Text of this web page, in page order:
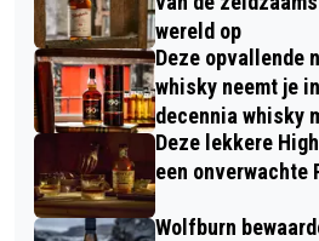
wereld op
Deze opvallende
whisky neemt je
decennia whisky
Deze lekkere
een onverwachte
Wolfburn